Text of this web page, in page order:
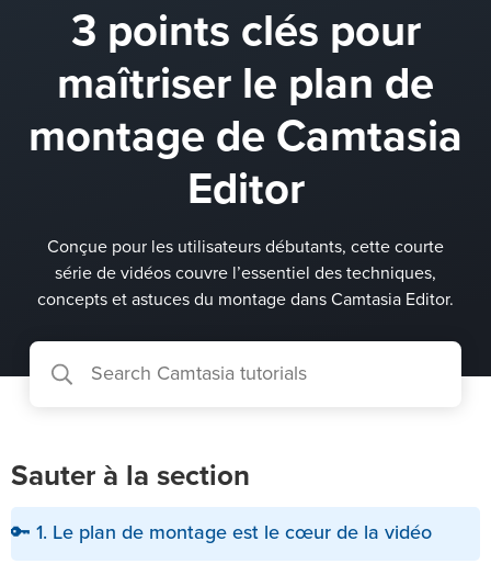
3 points clés pour
maîtriser le plan de
montage de Camtasia
Editor
Conçue pour les utilisateurs débutants, cette courte
série de vidéos couvre l’essentiel des techniques,
concepts et astuces du montage dans Camtasia Editor.
Sauter à la section
🔑 1. Le plan de montage est le cœur de la vidéo